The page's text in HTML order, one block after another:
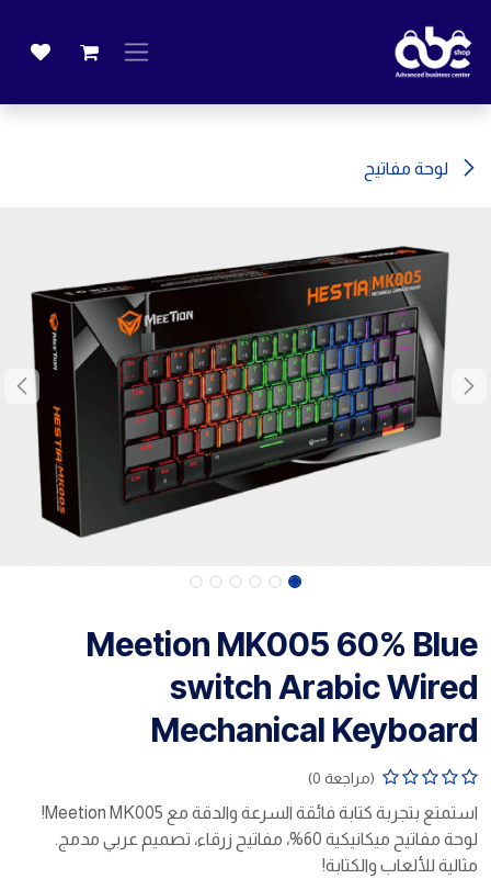
لوحة مفاتيح
Meetion MK005 60% Blue
switch Arabic Wired
Mechanical Keyboard
(مراجعة 0)
استمتع بتجربة كتابة فائقة السرعة والدقة مع Meetion MK005!
لوحة مفاتيح ميكانيكية 60%، مفاتيح زرقاء، تصميم عربي مدمج.
مثالية للألعاب والكتابة!